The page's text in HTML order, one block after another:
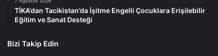
TİKA’dan Tacikistan’da İşitme Engelli Çocuklara Erişilebilir
Eğitim ve Sanat Desteği
Bizi Takip Edin